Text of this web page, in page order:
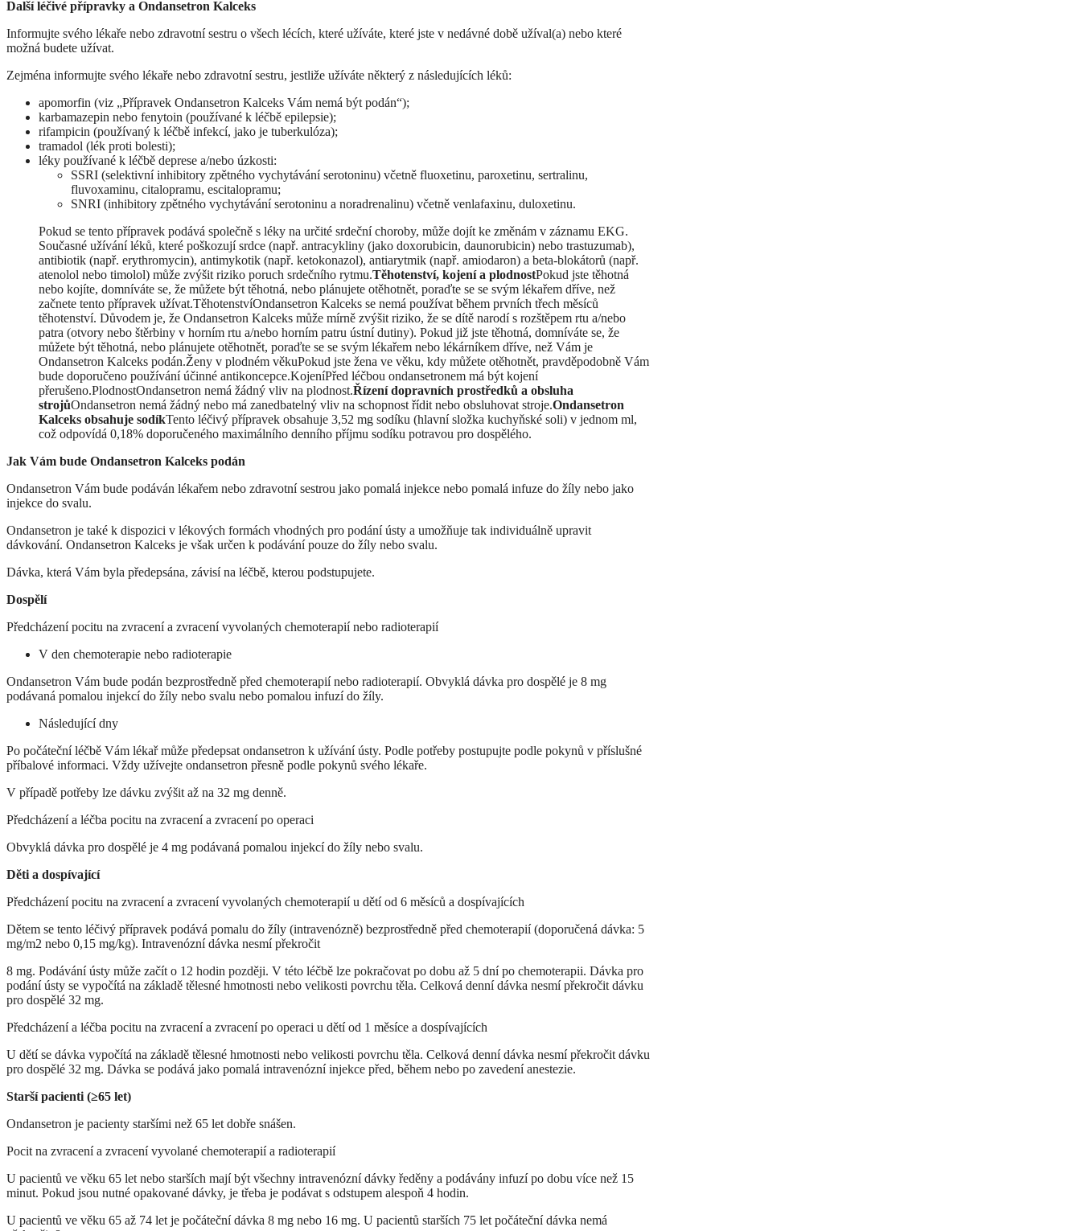
Další léčivé přípravky a Ondansetron Kalceks
Informujte svého lékaře nebo zdravotní sestru o všech lécích, které užíváte, které jste v nedávné době užíval(a) nebo které
možná budete užívat.
Zejména informujte svého lékaře nebo zdravotní sestru, jestliže užíváte některý z následujících léků:
apomorfin (viz „Přípravek Ondansetron Kalceks Vám nemá být podán“);
karbamazepin nebo fenytoin (používané k léčbě epilepsie);
rifampicin (používaný k léčbě infekcí, jako je tuberkulóza);
tramadol (lék proti bolesti);
léky používané k léčbě deprese a/nebo úzkosti:
SSRI (selektivní inhibitory zpětného vychytávání serotoninu) včetně fluoxetinu, paroxetinu, sertralinu,
fluvoxaminu, citalopramu, escitalopramu;
SNRI (inhibitory zpětného vychytávání serotoninu a noradrenalinu) včetně venlafaxinu, duloxetinu.
Pokud se tento přípravek podává společně s léky na určité srdeční choroby, může dojít ke změnám v záznamu EKG.
Současné užívání léků, které poškozují srdce (např. antracykliny (jako doxorubicin, daunorubicin) nebo trastuzumab),
antibiotik (např. erythromycin), antimykotik (např. ketokonazol), antiarytmik (např. amiodaron) a beta-blokátorů (např.
atenolol nebo timolol) může zvýšit riziko poruch srdečního rytmu.Těhotenství, kojení a plodnostPokud jste těhotná
nebo kojíte, domníváte se, že můžete být těhotná, nebo plánujete otěhotnět, poraďte se se svým lékařem dříve, než
začnete tento přípravek užívat.TěhotenstvíOndansetron Kalceks se nemá používat během prvních třech měsíců
těhotenství. Důvodem je, že Ondansetron Kalceks může mírně zvýšit riziko, že se dítě narodí s rozštěpem rtu a/nebo
patra (otvory nebo štěrbiny v horním rtu a/nebo horním patru ústní dutiny). Pokud již jste těhotná, domníváte se, že
můžete být těhotná, nebo plánujete otěhotnět, poraďte se se svým lékařem nebo lékárníkem dříve, než Vám je
Ondansetron Kalceks podán.Ženy v plodném věkuPokud jste žena ve věku, kdy můžete otěhotnět, pravděpodobně Vám
bude doporučeno používání účinné antikoncepce.KojeníPřed léčbou ondansetronem má být kojení
přerušeno.PlodnostOndansetron nemá žádný vliv na plodnost.Řízení dopravních prostředků a obsluha
strojůOndansetron nemá žádný nebo má zanedbatelný vliv na schopnost řídit nebo obsluhovat stroje.Ondansetron
Kalceks obsahuje sodíkTento léčivý přípravek obsahuje 3,52 mg sodíku (hlavní složka kuchyňské soli) v jednom ml,
což odpovídá 0,18% doporučeného maximálního denního příjmu sodíku potravou pro dospělého.
Jak Vám bude Ondansetron Kalceks podán
Ondansetron Vám bude podáván lékařem nebo zdravotní sestrou jako pomalá injekce nebo pomalá infuze do žíly nebo jako
injekce do svalu.
Ondansetron je také k dispozici v lékových formách vhodných pro podání ústy a umožňuje tak individuálně upravit
dávkování. Ondansetron Kalceks je však určen k podávání pouze do žíly nebo svalu.
Dávka, která Vám byla předepsána, závisí na léčbě, kterou podstupujete.
Dospělí
Předcházení pocitu na zvracení a zvracení vyvolaných chemoterapií nebo radioterapií
V den chemoterapie nebo radioterapie
Ondansetron Vám bude podán bezprostředně před chemoterapií nebo radioterapií. Obvyklá dávka pro dospělé je 8 mg
podávaná pomalou injekcí do žíly nebo svalu nebo pomalou infuzí do žíly.
Následující dny
Po počáteční léčbě Vám lékař může předepsat ondansetron k užívání ústy. Podle potřeby postupujte podle pokynů v příslušné
příbalové informaci. Vždy užívejte ondansetron přesně podle pokynů svého lékaře.
V případě potřeby lze dávku zvýšit až na 32 mg denně.
Předcházení a léčba pocitu na zvracení a zvracení po operaci
Obvyklá dávka pro dospělé je 4 mg podávaná pomalou injekcí do žíly nebo svalu.
Děti a dospívající
Předcházení pocitu na zvracení a zvracení vyvolaných chemoterapií u dětí od 6 měsíců a dospívajících
Dětem se tento léčivý přípravek podává pomalu do žíly (intravenózně) bezprostředně před chemoterapií (doporučená dávka: 5
mg/m2 nebo 0,15 mg/kg). Intravenózní dávka nesmí překročit
8 mg. Podávání ústy může začít o 12 hodin později. V této léčbě lze pokračovat po dobu až 5 dní po chemoterapii. Dávka pro
podání ústy se vypočítá na základě tělesné hmotnosti nebo velikosti povrchu těla. Celková denní dávka nesmí překročit dávku
pro dospělé 32 mg.
Předcházení a léčba pocitu na zvracení a zvracení po operaci u dětí od 1 měsíce a dospívajících
U dětí se dávka vypočítá na základě tělesné hmotnosti nebo velikosti povrchu těla. Celková denní dávka nesmí překročit dávku
pro dospělé 32 mg. Dávka se podává jako pomalá intravenózní injekce před, během nebo po zavedení anestezie.
Starší pacienti (≥65 let)
Ondansetron je pacienty staršími než 65 let dobře snášen.
Pocit na zvracení a zvracení vyvolané chemoterapií a radioterapií
U pacientů ve věku 65 let nebo starších mají být všechny intravenózní dávky ředěny a podávány infuzí po dobu více než 15
minut. Pokud jsou nutné opakované dávky, je třeba je podávat s odstupem alespoň 4 hodin.
U pacientů ve věku 65 až 74 let je počáteční dávka 8 mg nebo 16 mg. U pacientů starších 75 let počáteční dávka nemá